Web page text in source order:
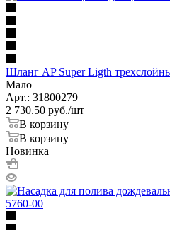
Шланг AP Super Ligth
Мало
Арт.: 31800279
2 730.50 руб./шт
В корзину
В корзину
Новинка